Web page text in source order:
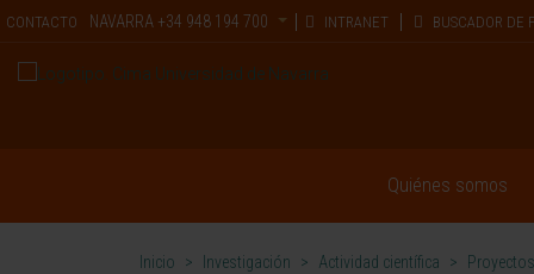
CONTACTO NAVARRA +34 948 194 700 INTRANET BUSCADOR DE
Quiénes somos
Inicio > Investigación > Actividad científica >